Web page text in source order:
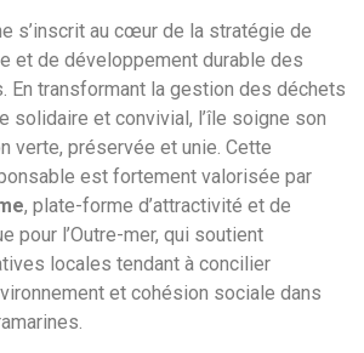
s’inscrit au cœur de la stratégie de
et de développement durable des
En transformant la gestion des déchets
solidaire et convivial, l’île soigne son
verte, préservée et unie. Cette
est fortement valorisée par
, plate-forme d’attractivité et de
pour l’Outre-mer, qui soutient
locales tendant à concilier
et cohésion sociale dans